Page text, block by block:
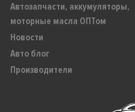
Автозапчасти, аккумуляторы,
моторные масла ОПТом
Новости
Авто блог
Производители